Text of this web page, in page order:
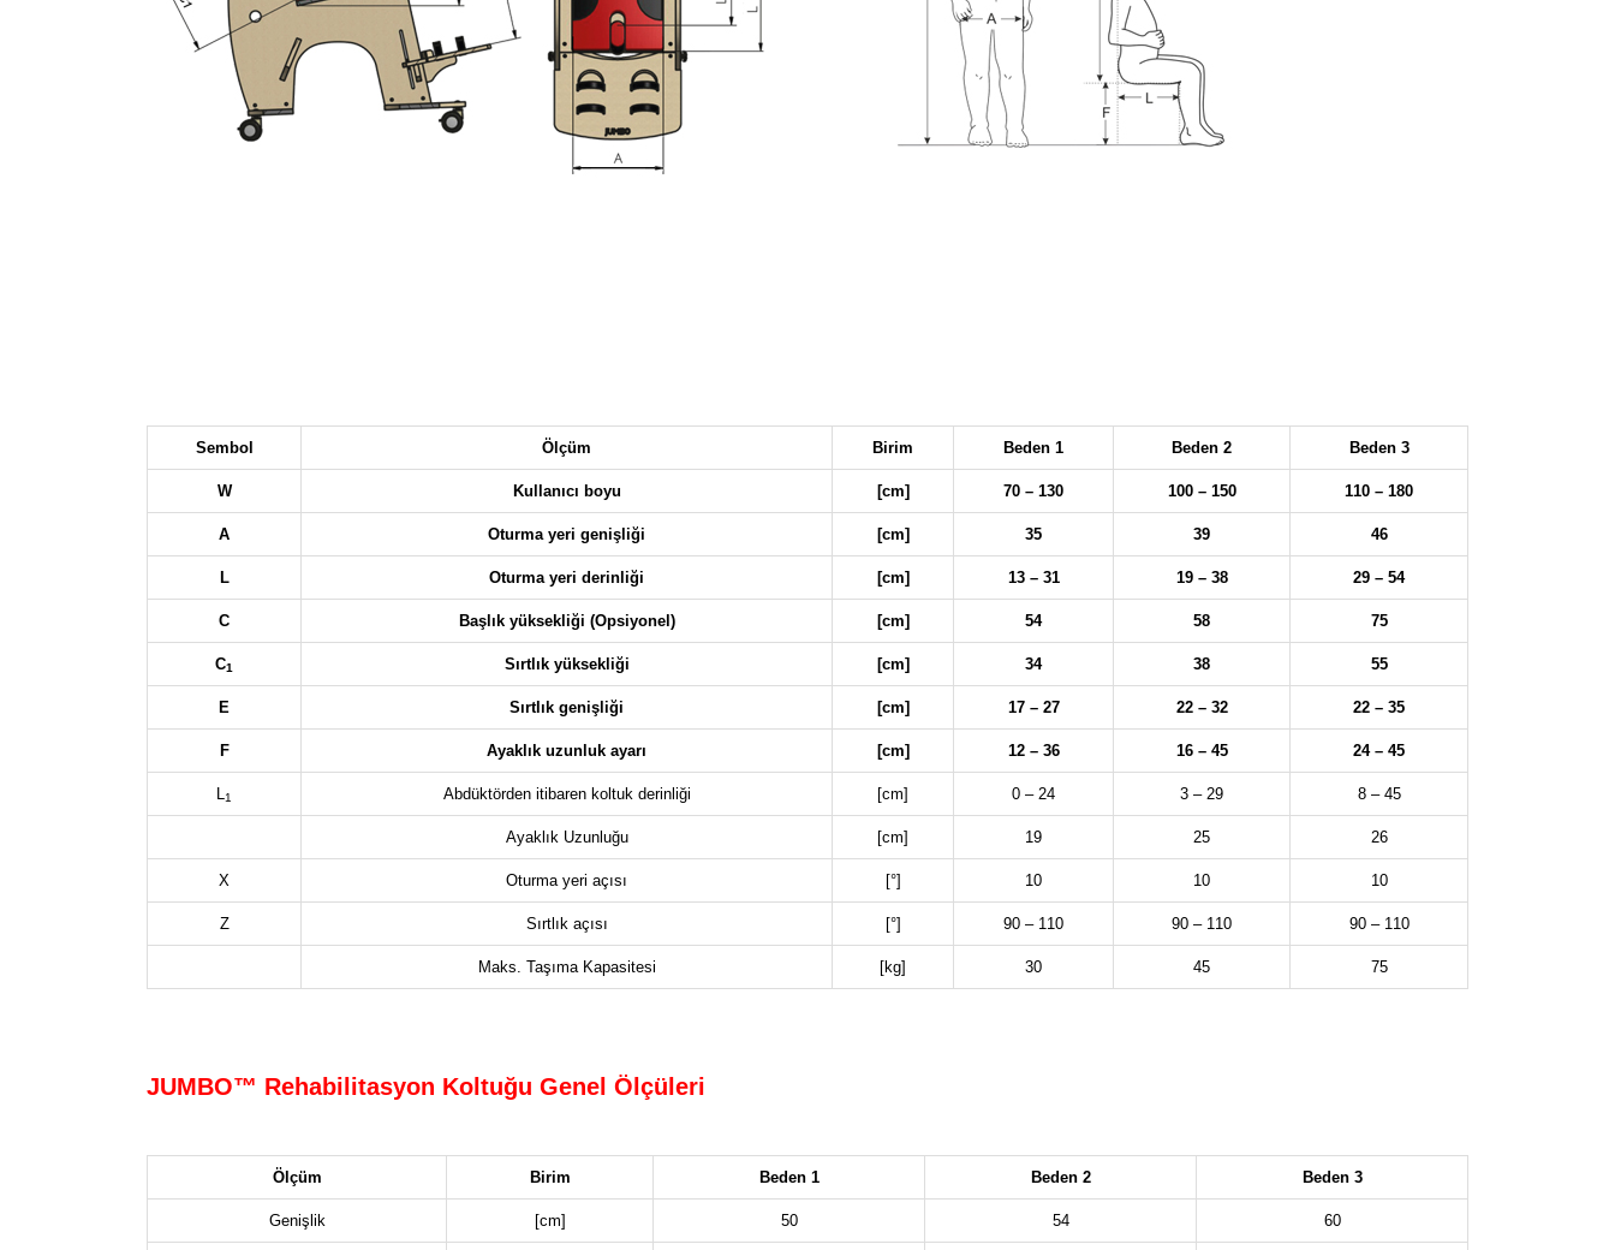
Sembol Ölçüm Birim Beden 1 Beden 2 Beden 3
W Kullanıcı boyu [cm] 70 – 130 100 – 150 110 – 180
A Oturma yeri genişliği [cm] 35 39 46
L Oturma yeri derinliği [cm] 13 – 31 19 – 38 29 – 54
C Başlık yüksekliği (Opsiyonel) [cm] 54 58 75
C1 Sırtlık yüksekliği [cm] 34 38 55
E Sırtlık genişliği [cm] 17 – 27 22 – 32 22 – 35
F Ayaklık uzunluk ayarı [cm] 12 – 36 16 – 45 24 – 45
L1 Abdüktörden itibaren koltuk derinliği [cm] 0 – 24 3 – 29 8 – 45
Ayaklık Uzunluğu [cm] 19 25 26
X Oturma yeri açısı [°] 10 10 10
Z Sırtlık açısı [°] 90 – 110 90 – 110 90 – 110
Maks. Taşıma Kapasitesi [kg] 30 45 75
JUMBO™ Rehabilitasyon Koltuğu Genel Ölçüleri
Ölçüm Birim Beden 1 Beden 2 Beden 3
Genişlik [cm] 50 54 60